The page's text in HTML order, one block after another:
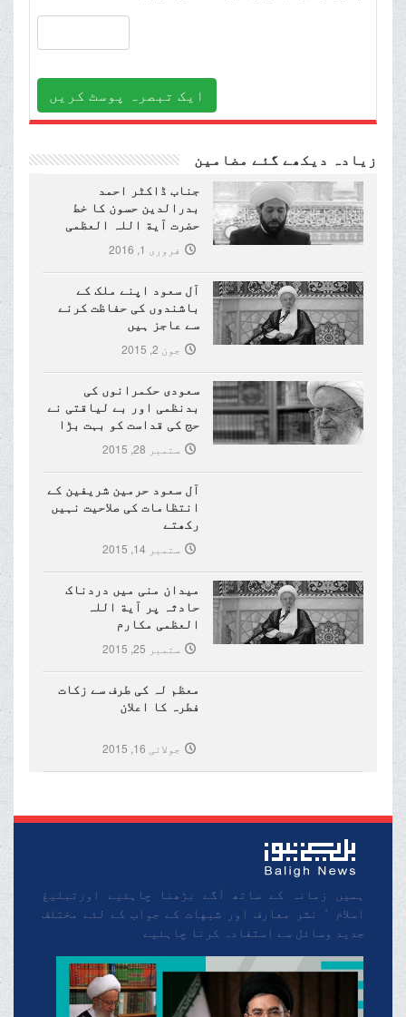
ایک تبصرہ پوسٹ کریں
زیادہ دیکھے گئے مضامین
جناب ڈاکٹر احمد
بدرالدین حسون کا خط
حضرت آیة اللہ العظمی
مکارم شیرازی (دام ظلہ)
کے نام
فروری 1, 2016
آل سعود اپنے ملک کے
باشندوں کی حفاظت کرنے
سے عاجز ہیں
جون 2, 2015
سعودی حکمرانوں کی
بدنظمی اور بے لیاقتی نے
حج کی قداست کو بہت بڑا
نقصان پہنچایا ہے
ستمبر 28, 2015
آل سعود حرمین شریفین کے
انتظامات کی صلاحیت نہیں
رکھتے
ستمبر 14, 2015
میدان منی میں دردناک
حادثہ پر آیة اللہ
العظمی مکارم
شیرازی(مدظلہ)کا تعزیتی
پیغام
ستمبر 25, 2015
معظم لہ کی طرف سے زکات
فطرہ کا اعلان
جولائی 16, 2015
ہمیں زمانہ کے ساتھ آگے بڑھنا چاہئیے اورتبلیغ
اسلام ٬ نشر معارف اور شبهات کے جواب کے لئے مختلف
جدید وسائل سے استفادہ کرنا چاہئیے